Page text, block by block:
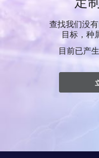
查找我们没
目标，种
目前已产